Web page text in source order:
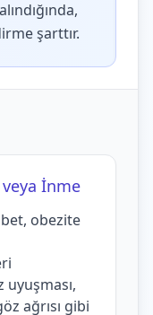
şarttır.
İnme
obezite
uyuşması,
ağrısı gibi